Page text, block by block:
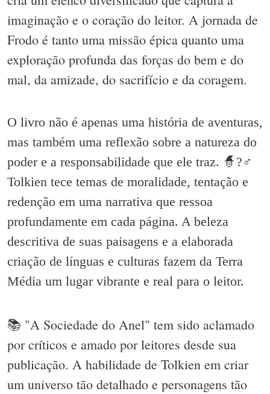
imaginação e o coração do leitor. A jornada de
Frodo é tanto uma missão épica quanto uma
exploração profunda das forças do bem e do
mal, da amizade, do sacrifício e da coragem.
O livro não é apenas uma história de aventuras,
mas também uma reflexão sobre a natureza do
poder e a responsabilidade que ele traz. 🧙?♂️
Tolkien tece temas de moralidade, tentação e
redenção em uma narrativa que ressoa
profundamente em cada página. A beleza
descritiva de suas paisagens e a elaborada
criação de línguas e culturas fazem da Terra
Média um lugar vibrante e real para o leitor.
📚 "A Sociedade do Anel" tem sido aclamado
por críticos e amado por leitores desde sua
publicação. A habilidade de Tolkien em criar
um universo tão detalhado e personagens tão